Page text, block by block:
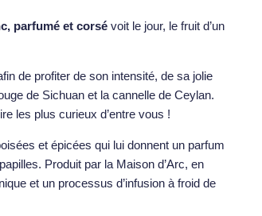
parfumé et corsé voit le jour, le fruit d’un
de profiter de son intensité, de sa jolie
de Sichuan et la cannelle de Ceylan.
les plus curieux d’entre vous !
et épicées qui lui donnent un parfum
Produit par la Maison d’Arc, en
et un processus d’infusion à froid de